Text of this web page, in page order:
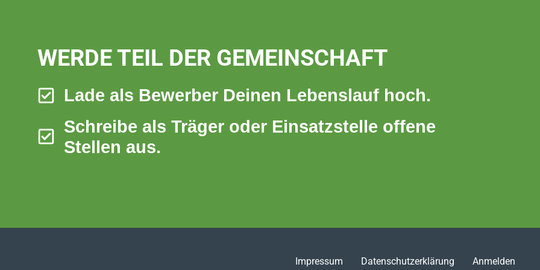
WERDE TEIL DER GEMEINSCHAFT
Lade als Bewerber Deinen Lebenslauf hoch.
Schreibe als Träger oder Einsatzstelle offene
Stellen aus.
Impressum Datenschutzerklärung Anmelden